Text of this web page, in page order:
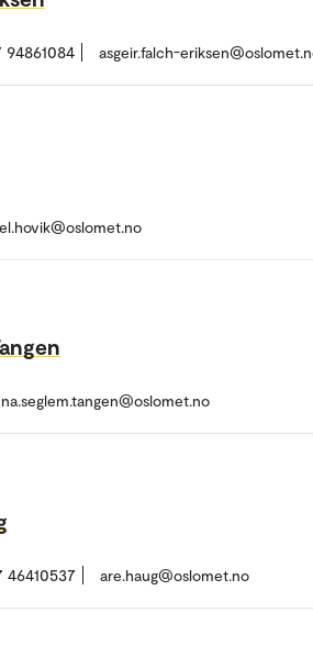
94861084 asgeir.falch-
46410537 are.haug@oslomet.no